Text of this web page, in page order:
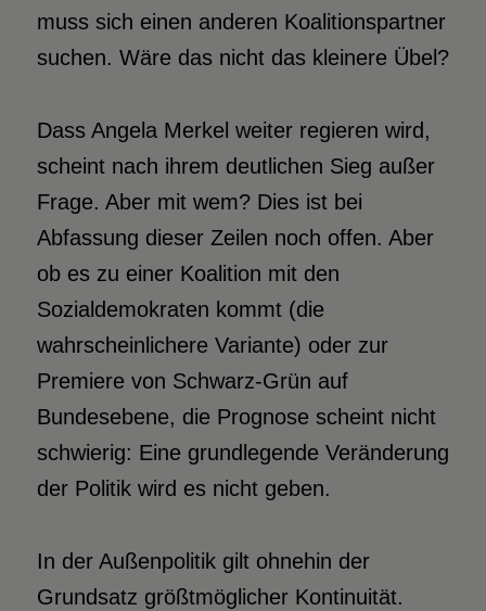
muss sich einen anderen Koalitionspartner
suchen. Wäre das nicht das kleinere Übel?
Dass Angela Merkel weiter regieren wird,
scheint nach ihrem deutlichen Sieg außer
Frage. Aber mit wem? Dies ist bei
Abfassung dieser Zeilen noch offen. Aber
ob es zu einer Koalition mit den
Sozialdemokraten kommt (die
wahrscheinlichere Variante) oder zur
Premiere von Schwarz-Grün auf
Bundesebene, die Prognose scheint nicht
schwierig: Eine grundlegende Veränderung
der Politik wird es nicht geben.
In der Außenpolitik gilt ohnehin der
Grundsatz größtmöglicher Kontinuität.